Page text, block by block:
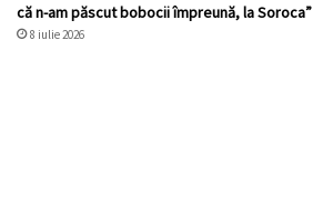
că n-am păscut bobocii împreună, la Soroca”
8 iulie 2026